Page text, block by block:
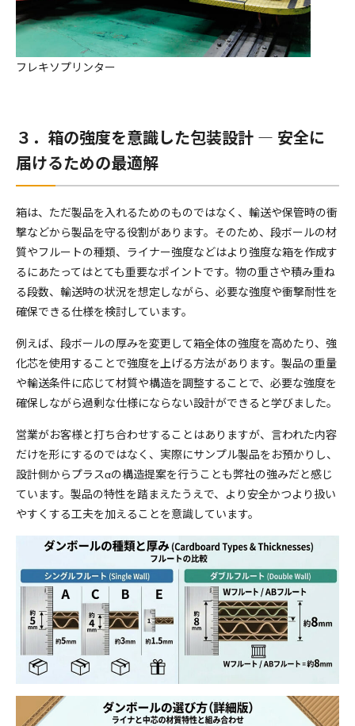
フレキソプリンター
３．箱の強度を意識した包装設計 ― 安全に
届けるための最適解
箱は、ただ製品を入れるためのものではなく、輸送や保管時の衝
撃などから製品を守る役割があります。そのため、段ボールの材
質やフルートの種類、ライナー強度などはより強度な箱を作成す
るにあたってはとても重要なポイントです。物の重さや積み重ね
る段数、輸送時の状況を想定しながら、必要な強度や衝撃耐性を
確保できる仕様を検討しています。
例えば、段ボールの厚みを変更して箱全体の強度を高めたり、強
化芯を使用することで強度を上げる方法があります。製品の重量
や輸送条件に応じて材質や構造を調整することで、必要な強度を
確保しながら過剰な仕様にならない設計ができると学びました。
営業がお客様と打ち合わせすることはありますが、言われた内容
だけを形にするのではなく、実際にサンプル製品をお預かりし、
設計側からプラスαの構造提案を行うことも弊社の強みだと感じ
ています。製品の特性を踏まえたうえで、より安全かつより扱い
やすくする工夫を加えることを意識しています。